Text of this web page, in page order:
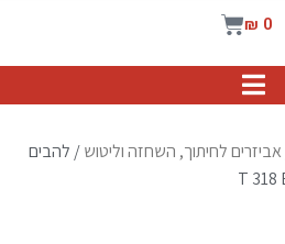
₪ 0
עגלת
אביזרים לחיתוך, השחזה וליטוש/ להבים